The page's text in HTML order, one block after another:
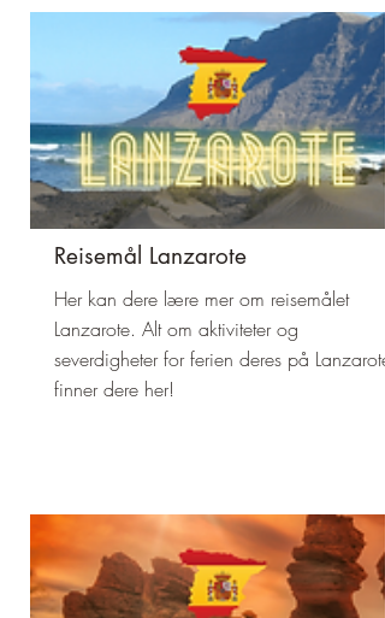
Reisemål Lanzarote
Her kan dere lære mer om reisemålet
Lanzarote. Alt om aktiviteter og
severdigheter for ferien deres på Lanzarote
finner dere her!